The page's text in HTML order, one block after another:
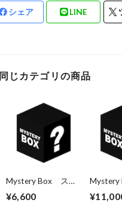
シェア LINE
同じカテゴリの商品
Mystery Box ステ
¥6,600